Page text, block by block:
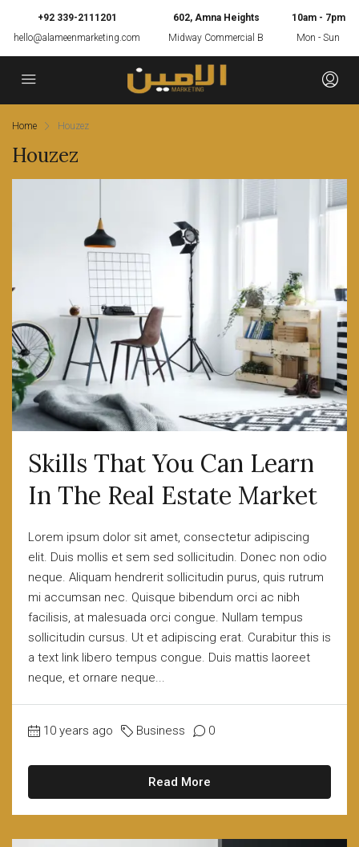
+92 339-2111201
hello@alameenmarketing.com
602, Amna Heights
Midway Commercial B
10am - 7pm
Mon - Sun
Home Houzez
Houzez
Skills That You Can Learn
In The Real Estate Market
Lorem ipsum dolor sit amet, consectetur adipiscing
elit. Duis mollis et sem sed sollicitudin. Donec non odio
neque. Aliquam hendrerit sollicitudin purus, quis rutrum
mi accumsan nec. Quisque bibendum orci ac nibh
facilisis, at malesuada orci congue. Nullam tempus
sollicitudin cursus. Ut et adipiscing erat. Curabitur this is
a text link libero tempus congue. Duis mattis laoreet
neque, et ornare neque...
10 years ago Business 0
Read More